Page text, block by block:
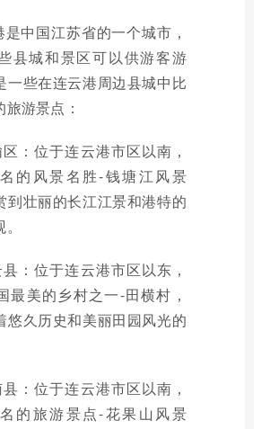
是中国江苏省的一个城市，
县城和景区可以供游客游
一些在连云港周边县城中比
游景点：
：位于连云港市区以南，
的风景名胜-钱塘江风景
到壮丽的长江江景和港特的
：位于连云港市区以东，
最美的乡村之一-田横村，
悠久历史和美丽田园风光的
：位于连云港市区以南，
的旅游景点-花果山风景